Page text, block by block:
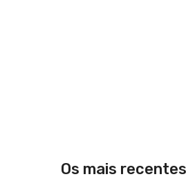
Os mais recentes